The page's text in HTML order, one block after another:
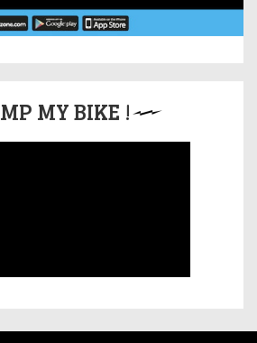
MY BIKE !